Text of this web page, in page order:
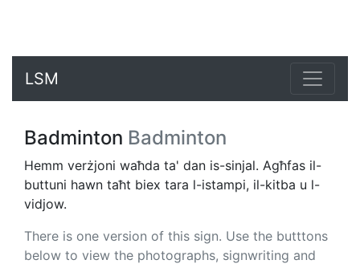
LSM
Badminton Badminton
Hemm verżjoni waħda ta' dan is-sinjal. Agħfas il-
buttuni hawn taħt biex tara l-istampi, il-kitba u l-
vidjow.
There is one version of this sign. Use the butttons
below to view the photographs, signwriting and